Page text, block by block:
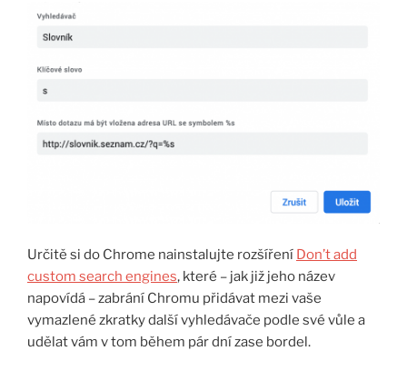
Určitě si do Chrome nainstalujte rozšíření Don’t add
custom search engines, které – jak již jeho název
napovídá – zabrání Chromu přidávat mezi vaše
vymazlené zkratky další vyhledávače podle své vůle a
udělat vám v tom během pár dní zase bordel.